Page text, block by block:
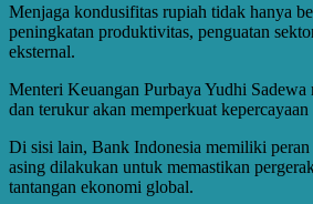
Menjaga kondusifitas rupiah tidak hanya
peningkatan produktivitas, penguatan
eksternal.
Menteri Keuangan Purbaya Yudhi
dan terukur akan memperkuat
Di sisi lain, Bank Indonesia memiliki peran
asing dilakukan untuk memastikan
tantangan ekonomi global.